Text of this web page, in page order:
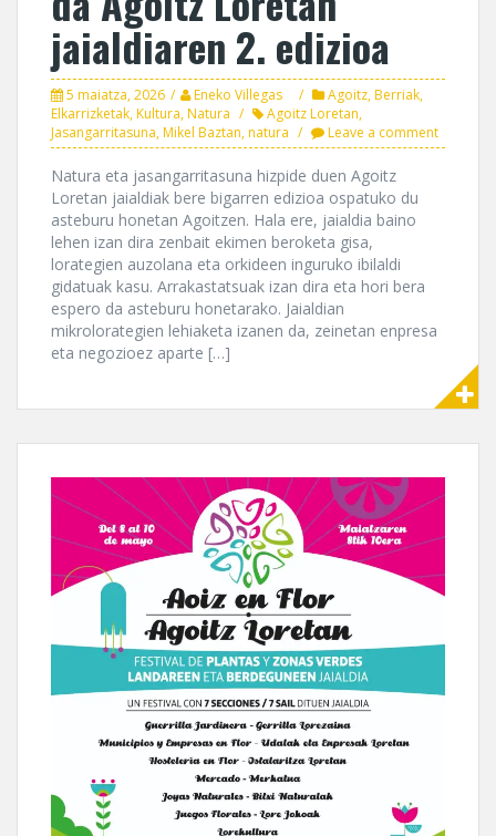
jaialdiaren 2. edizioa
5 maiatza, 2026 Eneko Villegas Agoitz,Berriak,
Elkarrizketak,Kultura,Natura Agoitz Loretan,
Jasangarritasuna,Mikel Baztan,natura Leave a comment
Natura eta jasangarritasuna hizpide duen Agoitz
Loretan jaialdiak bere bigarren edizioa ospatuko du
asteburu honetan Agoitzen. Hala ere, jaialdia baino
lehen izan dira zenbait ekimen beroketa gisa,
lorategien auzolana eta orkideen inguruko ibilaldi
gidatuak kasu. Arrakastatsuak izan dira eta hori bera
espero da asteburu honetarako. Jaialdian
mikrolorategien lehiaketa izanen da, zeinetan enpresa
eta negozioez aparte […]